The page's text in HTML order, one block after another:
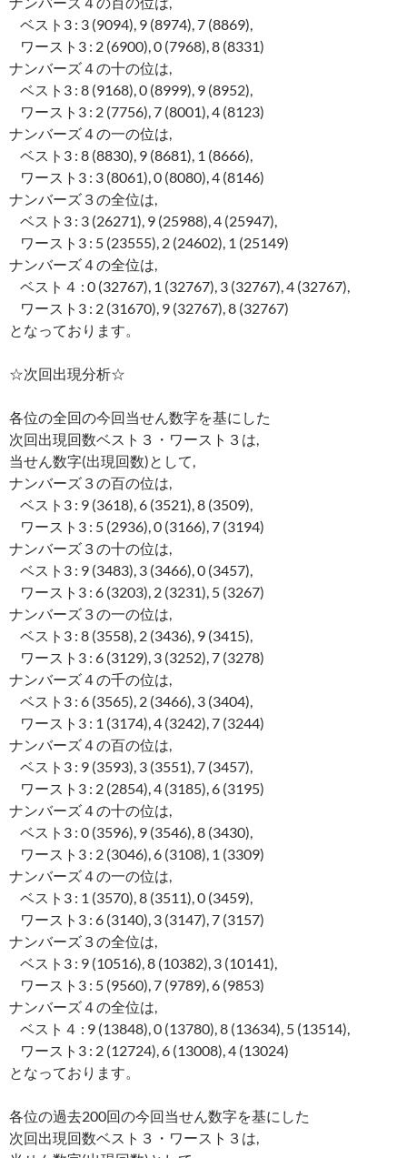
ベスト3 : 3 (9094), 9 (8974), 7 (8869),
ワースト3 : 2 (6900), 0 (7968), 8 (8331)
ナンバーズ４の十の位は,
ベスト3 : 8 (9168), 0 (8999), 9 (8952),
ワースト3 : 2 (7756), 7 (8001), 4 (8123)
ナンバーズ４の一の位は,
ベスト3 : 8 (8830), 9 (8681), 1 (8666),
ワースト3 : 3 (8061), 0 (8080), 4 (8146)
ナンバーズ３の全位は,
ベスト3 : 3 (26271), 9 (25988), 4 (25947),
ワースト3 : 5 (23555), 2 (24602), 1 (25149)
ナンバーズ４の全位は,
ベスト４ : 0 (32767), 1 (32767), 3 (32767), 4 (32767),
ワースト3 : 2 (31670), 9 (32767), 8 (32767)
となっております。
☆次回出現分析☆
各位の全回の今回当せん数字を基にした
次回出現回数ベスト３・ワースト３は,
当せん数字(出現回数)として,
ナンバーズ３の百の位は,
ベスト3 : 9 (3618), 6 (3521), 8 (3509),
ワースト3 : 5 (2936), 0 (3166), 7 (3194)
ナンバーズ３の十の位は,
ベスト3 : 9 (3483), 3 (3466), 0 (3457),
ワースト3 : 6 (3203), 2 (3231), 5 (3267)
ナンバーズ３の一の位は,
ベスト3 : 8 (3558), 2 (3436), 9 (3415),
ワースト3 : 6 (3129), 3 (3252), 7 (3278)
ナンバーズ４の千の位は,
ベスト3 : 6 (3565), 2 (3466), 3 (3404),
ワースト3 : 1 (3174), 4 (3242), 7 (3244)
ナンバーズ４の百の位は,
ベスト3 : 9 (3593), 3 (3551), 7 (3457),
ワースト3 : 2 (2854), 4 (3185), 6 (3195)
ナンバーズ４の十の位は,
ベスト3 : 0 (3596), 9 (3546), 8 (3430),
ワースト3 : 2 (3046), 6 (3108), 1 (3309)
ナンバーズ４の一の位は,
ベスト3 : 1 (3570), 8 (3511), 0 (3459),
ワースト3 : 6 (3140), 3 (3147), 7 (3157)
ナンバーズ３の全位は,
ベスト3 : 9 (10516), 8 (10382), 3 (10141),
ワースト3 : 5 (9560), 7 (9789), 6 (9853)
ナンバーズ４の全位は,
ベスト４ : 9 (13848), 0 (13780), 8 (13634), 5 (13514),
ワースト3 : 2 (12724), 6 (13008), 4 (13024)
となっております。
各位の過去200回の今回当せん数字を基にした
次回出現回数ベスト３・ワースト３は,